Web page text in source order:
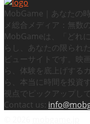
MobGame｜あなたの
メ総合メディア：無数
MobGameは、「どれ
らし、あなたの限られ
ビューサイトです。映
ら、体験を底上げする
ら、本当に時間を投資
視点でピックアップし
Contact us: